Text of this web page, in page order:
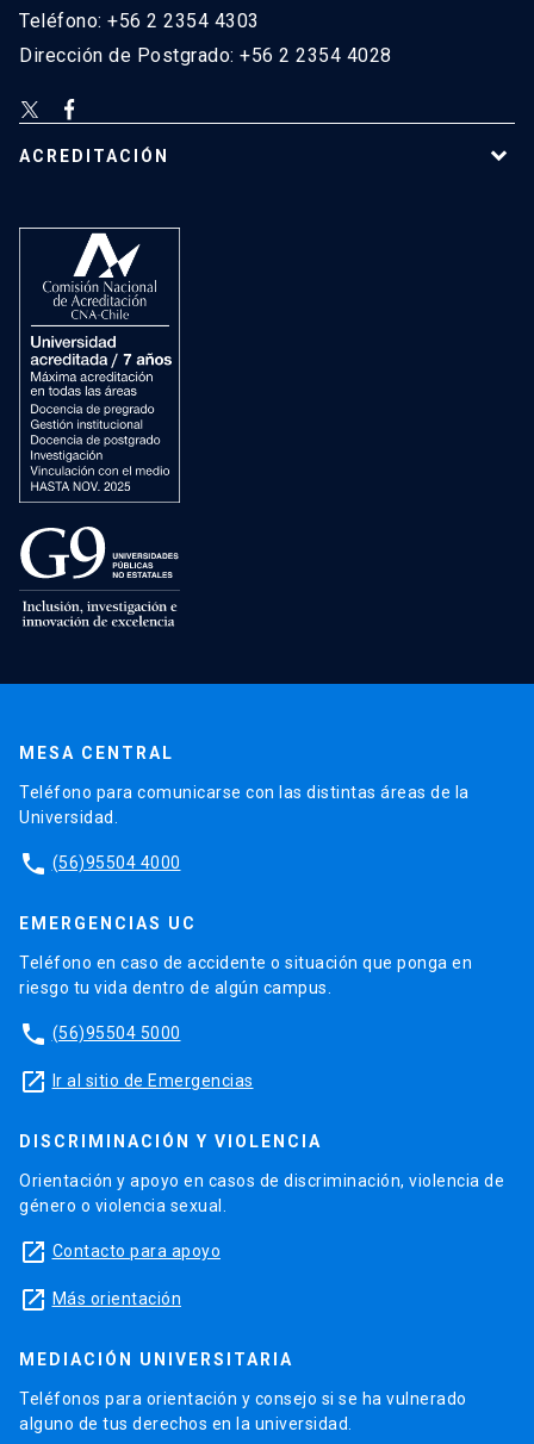
Teléfono: +56 2 2354 4303
Dirección de Postgrado: +56 2 2354 4028
ACREDITACIÓN
MESA CENTRAL
Teléfono para comunicarse con las distintas áreas de la
Universidad.
phone (56)95504 4000
EMERGENCIAS UC
Teléfono en caso de accidente o situación que ponga en
riesgo tu vida dentro de algún campus.
phone (56)95504 5000
launch Ir al sitio de Emergencias
DISCRIMINACIÓN Y VIOLENCIA
Orientación y apoyo en casos de discriminación, violencia de
género o violencia sexual.
launch Contacto para apoyo
launch Más orientación
MEDIACIÓN UNIVERSITARIA
Teléfonos para orientación y consejo si se ha vulnerado
alguno de tus derechos en la universidad.